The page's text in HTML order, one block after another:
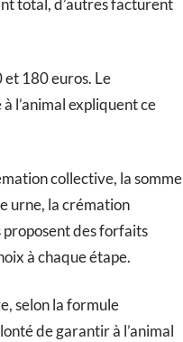
total, d’autres facturent
et 180 euros. Le
l’animal expliquent ce
collective, la somme
urne, la crémation
proposent des forfaits
à chaque étape.
selon la formule
de garantir à l’animal